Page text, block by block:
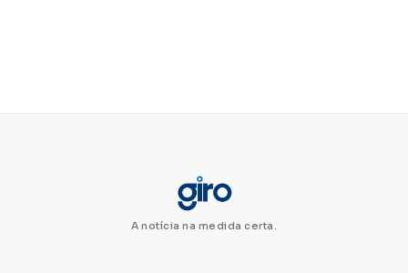
A notícia na medida certa.